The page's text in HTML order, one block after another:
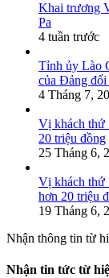
Khai trương
Pa
4 tuần trước
Tỉnh ủy Lào
của Đảng đối
4 Tháng 7,
Vị khách thứ
20 triệu đồng
25 Tháng 6,
Vị khách thứ
hơn 20 triệu
19 Tháng 6,
Nhận thông tin từ
Nhận tin tức từ